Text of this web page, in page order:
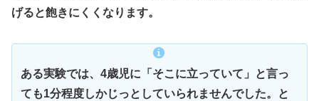
げると飽きにくくなります。
ある実験では、4歳児に「そこに立っていて」と言っ
ても1分程度しかじっとしていられませんでした。と